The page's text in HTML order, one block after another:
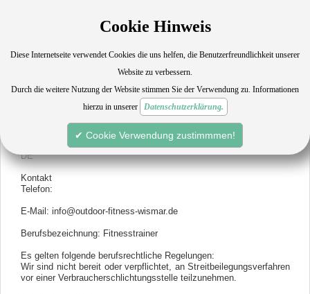
Cookie Hinweis
Diese Internetseite verwendet Cookies die uns helfen, die Benutzerfreundlichkeit unserer
Website zu verbessern.
Durch die weitere Nutzung der Website stimmen Sie der Verwendung zu. Informationen
hierzu in unserer
Datenschutzerklärung.
✔ Cookie Verwendung zustimmmen!
Angaben gemäß § 5 TMG:
Marco Eggers
19055 Schwerin
19055 Schwerin
Steuernummer 090/215/02097
DE
Kontakt
Telefon:
E-Mail: info@outdoor-fitness-wismar.de
Berufsbezeichnung: Fitnesstrainer
Es gelten folgende berufsrechtliche Regelungen:
Wir sind nicht bereit oder verpflichtet, an Streitbeilegungsverfahren
vor einer Verbraucherschlichtungsstelle teilzunehmen.